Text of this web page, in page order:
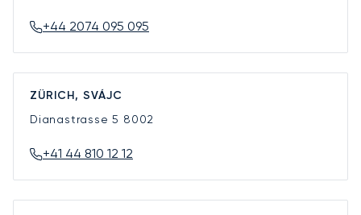
+44 2074 095 095
ZÜRICH, SVÁJC
Dianastrasse 5 8002
+41 44 810 12 12